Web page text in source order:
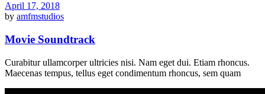
April 17, 2018
by amfmstudios
Movie Soundtrack
Curabitur ullamcorper ultricies nisi. Nam eget dui. Etiam rhoncus.
Maecenas tempus, tellus eget condimentum rhoncus, sem quam